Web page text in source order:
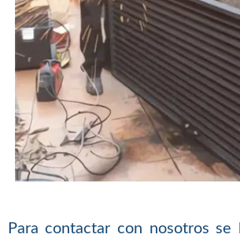
Para contactar con nosotros se